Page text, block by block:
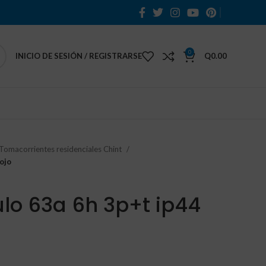
INICIO DE SESIÓN / REGISTRARSE 0 Q0.00
Tomacorrientes residenciales Chint
63a 6h 3p+t ip44